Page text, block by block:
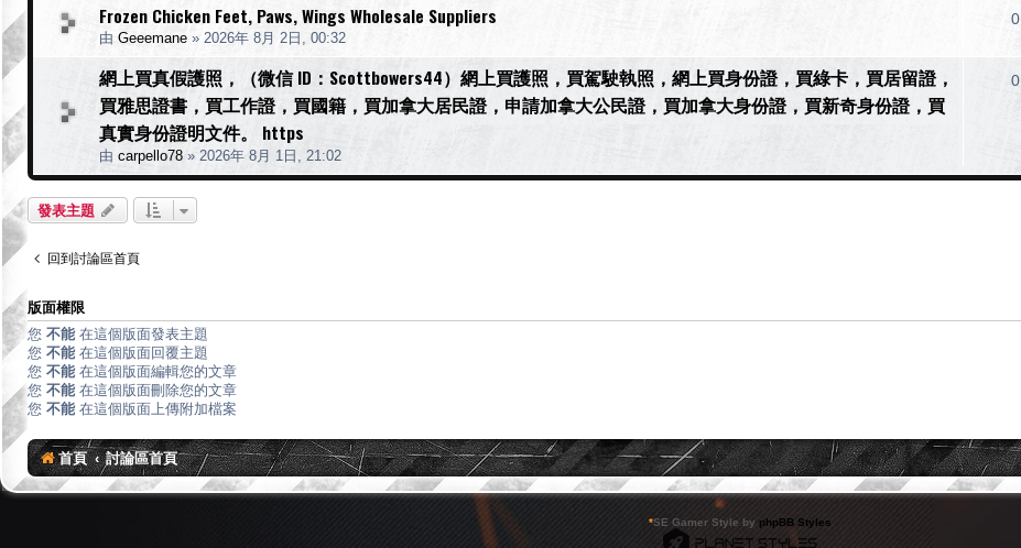
Frozen Chicken Feet, Paws, Wings Wholesale Suppliers
由 Geeemane » 2026年 8月 2日, 00:32
0
網上買真假護照，（微信 ID：Scottbowers44）網上買護照，買駕駛執照，網上買身份證，買綠卡，買居留證，
買雅思證書，買工作證，買國籍，買加拿大居民證，申請加拿大公民證，買加拿大身份證，買新奇身份證，買
真實身份證明文件。 https
由 carpello78 » 2026年 8月 1日, 21:02
0
發表主題
回到討論區首頁
版面權限
您 不能 在這個版面發表主題
您 不能 在這個版面回覆主題
您 不能 在這個版面編輯您的文章
您 不能 在這個版面刪除您的文章
您 不能 在這個版面上傳附加檔案
首頁 討論區首頁
*SE Gamer Style by phpBB Styles